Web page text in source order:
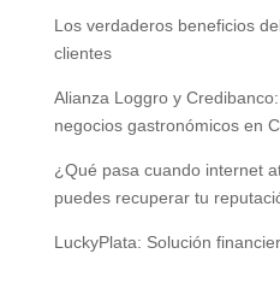
Los verdaderos beneficios
clientes
Alianza Loggro y
negocios gastronómicos en
¿Qué pasa cuando internet
puedes recuperar tu
LuckyPlata: Solución